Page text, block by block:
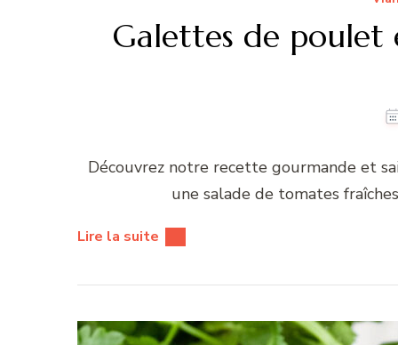
Galettes de poulet
Découvrez notre recette gourmande et
une salade de tomates
Lire la suite